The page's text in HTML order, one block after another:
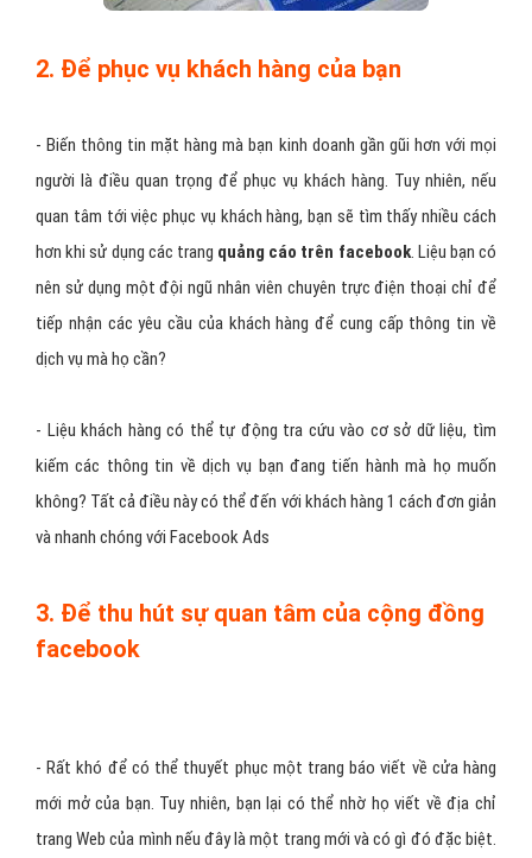
2. Để phục vụ khách hàng của bạn
- Biến thông tin mặt hàng mà bạn kinh doanh gần gũi hơn với mọi
người là điều quan trọng để phục vụ khách hàng. Tuy nhiên, nếu
quan tâm tới việc phục vụ khách hàng, bạn sẽ tìm thấy nhiều cách
hơn khi sử dụng các trang quảng cáo trên facebook. Liệu bạn có
nên sử dụng một đội ngũ nhân viên chuyên trực điện thoại chỉ để
tiếp nhận các yêu cầu của khách hàng để cung cấp thông tin về
dịch vụ mà họ cần?
- Liệu khách hàng có thể tự động tra cứu vào cơ sở dữ liệu, tìm
kiếm các thông tin về dịch vụ bạn đang tiến hành mà họ muốn
không? Tất cả điều này có thể đến với khách hàng 1 cách đơn giản
và nhanh chóng với Facebook Ads
3. Để thu hút sự quan tâm của cộng đồng
facebook
- Rất khó để có thể thuyết phục một trang báo viết về cửa hàng
mới mở của bạn. Tuy nhiên, bạn lại có thể nhờ họ viết về địa chỉ
trang Web của mình nếu đây là một trang mới và có gì đó đặc biệt.